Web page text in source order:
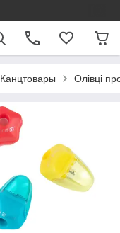
Канцтовары Олівці